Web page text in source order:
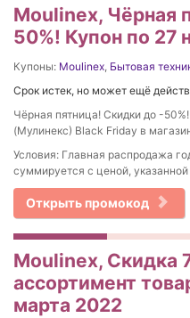
Moulinex, Чёрная
50%! Купон по 27
Купоны: Moulinex, Бытовая
Срок истек, но может ещё
Чёрная пятница! Скидки до -
(Мулинекс) Black Friday в
Условия: Главная распродажа
суммируется с ценой, указанной
Открыть промокод
Moulinex, Скидка
ассортимент
марта 2022